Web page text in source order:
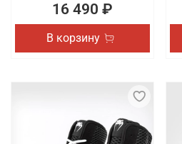
16 490 ₽
В корзину